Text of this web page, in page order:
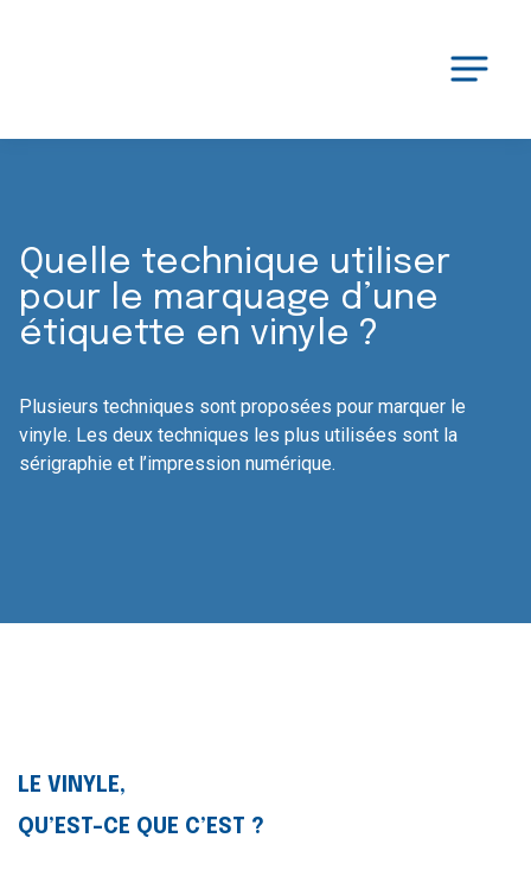
Quelle technique utiliser
pour le marquage d’une
étiquette en vinyle ?
Plusieurs techniques sont proposées pour marquer le
vinyle. Les deux techniques les plus utilisées sont la
sérigraphie et l’impression numérique.
LE VINYLE,
QU’EST-CE QUE C’EST ?